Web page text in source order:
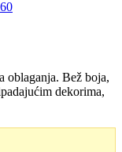
oblaganja. Bež boja,
dekorima,